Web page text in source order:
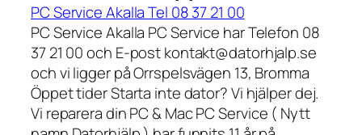
PC Service Akalla Tel 08 37 21 00
PC Service Akalla PC Service har Telefon 08
37 21 00 och E-post kontakt@datorhjalp.se
och vi ligger på Orrspelsvägen 13, Bromma
Öppet tider Starta inte dator? Vi hjälper dej.
Vi reparera din PC & Mac PC Service ( Nytt